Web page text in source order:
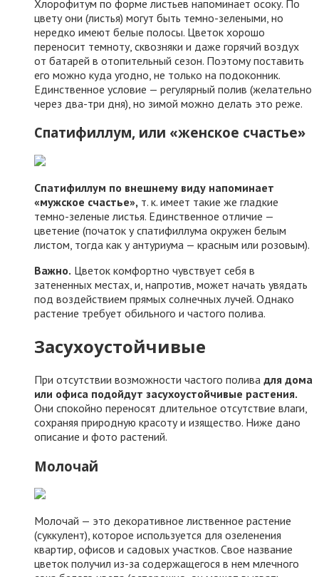
Хлорофитум по форме листьев напоминает осоку. По
цвету они (листья) могут быть темно-зелеными, но
нередко имеют белые полосы. Цветок хорошо
переносит темноту, сквозняки и даже горячий воздух
от батарей в отопительный сезон. Поэтому поставить
его можно куда угодно, не только на подоконник.
Единственное условие — регулярный полив (желательно
через два-три дня), но зимой можно делать это реже.
Спатифиллум, или «женское счастье»
Спатифиллум по внешнему виду напоминает
«мужское счастье», т. к. имеет такие же гладкие
темно-зеленые листья. Единственное отличие —
цветение (початок у спатифиллума окружен белым
листом, тогда как у антуриума — красным или розовым).
Важно. Цветок комфортно чувствует себя в
затененных местах, и, напротив, может начать увядать
под воздействием прямых солнечных лучей. Однако
растение требует обильного и частого полива.
Засухоустойчивые
При отсутствии возможности частого полива для дома
или офиса подойдут засухоустойчивые растения.
Они спокойно переносят длительное отсутствие влаги,
сохраняя природную красоту и изящество. Ниже дано
описание и фото растений.
Молочай
Молочай — это декоративное лиственное растение
(суккулент), которое используется для озеленения
квартир, офисов и садовых участков. Свое название
цветок получил из-за содержащегося в нем млечного